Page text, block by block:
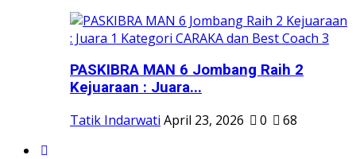
PASKIBRA MAN 6 Jombang Raih 2
Kejuaraan : Juara...
Tatik Indarwati April 23, 2026 0 68